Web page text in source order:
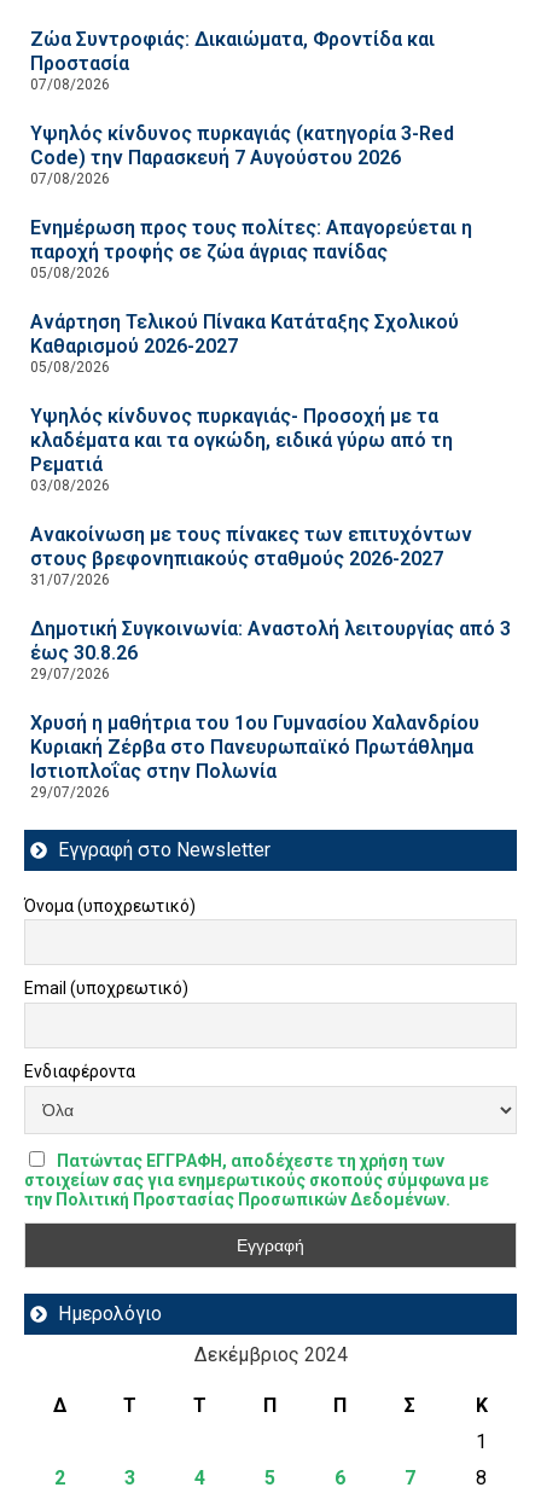
Ζώα Συντροφιάς: Δικαιώματα, Φροντίδα και
Προστασία
07/08/2026
Υψηλός κίνδυνος πυρκαγιάς (κατηγορία 3-Red
Code) την Παρασκευή 7 Αυγούστου 2026
07/08/2026
Ενημέρωση προς τους πολίτες: Απαγορεύεται η
παροχή τροφής σε ζώα άγριας πανίδας
05/08/2026
Ανάρτηση Τελικού Πίνακα Κατάταξης Σχολικού
Καθαρισμού 2026-2027
05/08/2026
Υψηλός κίνδυνος πυρκαγιάς- Προσοχή με τα
κλαδέματα και τα ογκώδη, ειδικά γύρω από τη
Ρεματιά
03/08/2026
Ανακοίνωση με τους πίνακες των επιτυχόντων
στους βρεφονηπιακούς σταθμούς 2026-2027
31/07/2026
Δημοτική Συγκοινωνία: Αναστολή λειτουργίας από 3
έως 30.8.26
29/07/2026
Χρυσή η μαθήτρια του 1ου Γυμνασίου Χαλανδρίου
Κυριακή Ζέρβα στο Πανευρωπαϊκό Πρωτάθλημα
Ιστιοπλοΐας στην Πολωνία
29/07/2026
Εγγραφή στο Newsletter
Όνομα (υποχρεωτικό)
Email (υποχρεωτικό)
Ενδιαφέροντα
Πατώντας ΕΓΓΡΑΦΗ, αποδέχεστε τη χρήση των
στοιχείων σας για ενημερωτικούς σκοπούς σύμφωνα με
την Πολιτική Προστασίας Προσωπικών Δεδομένων.
Ημερολόγιο
Δεκέμβριος 2024
Δ Τ Τ Π Π Σ
Κ
1
2
3 4 5 6 7
8